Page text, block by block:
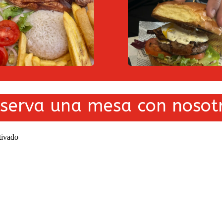
una mesa con